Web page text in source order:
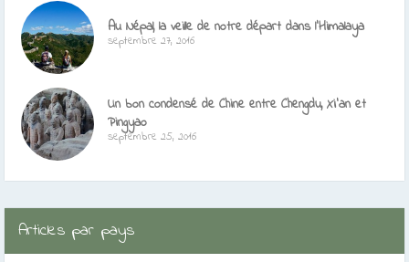
Au Népal, la veille de notre départ dans l’Himalaya
septembre 27, 2016
Un bon condensé de Chine entre Chengdu, Xi’an et
Pingyao
septembre 25, 2016
Articles par pays